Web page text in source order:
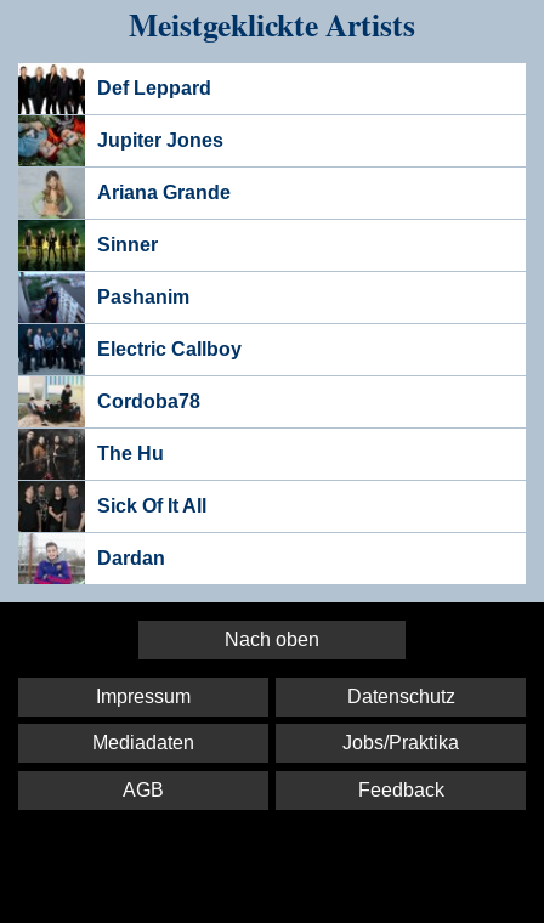
Meistgeklickte Artists
Def Leppard
Jupiter Jones
Ariana Grande
Sinner
Pashanim
Electric Callboy
Cordoba78
The Hu
Sick Of It All
Dardan
Nach oben
Impressum Datenschutz
Mediadaten Jobs/Praktika
AGB Feedback